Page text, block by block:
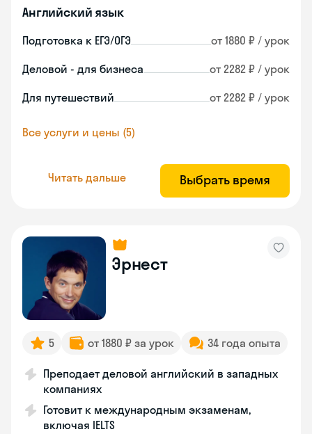
Английский язык
Подготовка к ЕГЭ/ОГЭ от 1880 ₽ / урок
Деловой - для бизнеса от 2282 ₽ / урок
Для путешествий от 2282 ₽ / урок
Все услуги и цены (5)
Читать дальше Выбрать время
Эрнест
5 от 1880 ₽ за урок 34 года опыта
Преподает деловой английский в западных
компаниях
Готовит к международным экзаменам,
включая IELTS